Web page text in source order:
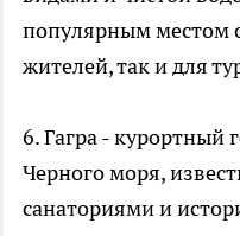
популярным местом
жителей, так и для
6. Гагра - курортный
Черного моря,
санаториями и